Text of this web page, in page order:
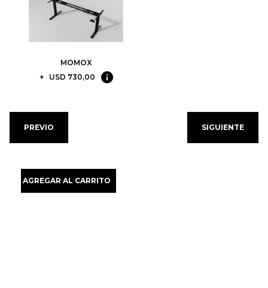
MOMOX
+
USD 730,00
PREVIO SIGUIENTE
AGREGAR AL CARRITO